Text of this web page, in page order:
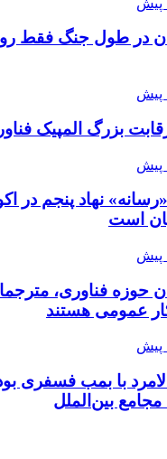
در طول جنگ فقط
بزرگ المپیک فناوری ۲۰۲۶
نهاد پنجم در
است
حوزه فناوری،
عمومی هستند
با بمب فسفری
بین‌الملل